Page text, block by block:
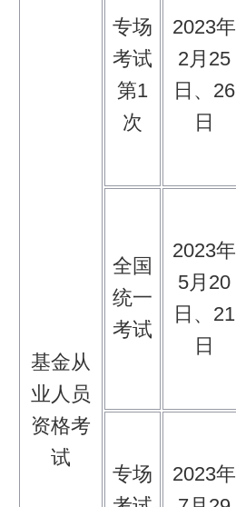
基金从
业人员
资格考
试
专场
考试
第1
次
2023年
2月25
日、26
日
全国
统一
考试
2023年
5月20
日、21
日
专场
2023年